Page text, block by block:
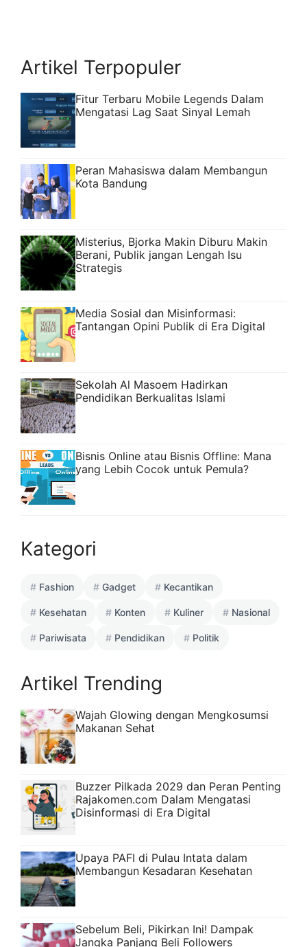
Artikel Terpopuler
Fitur Terbaru Mobile Legends Dalam
Mengatasi Lag Saat Sinyal Lemah
Peran Mahasiswa dalam Membangun
Kota Bandung
Misterius, Bjorka Makin Diburu Makin
Berani, Publik jangan Lengah Isu
Strategis
Media Sosial dan Misinformasi:
Tantangan Opini Publik di Era Digital
Sekolah Al Masoem Hadirkan
Pendidikan Berkualitas Islami
Bisnis Online atau Bisnis Offline: Mana
yang Lebih Cocok untuk Pemula?
Kategori
Fashion Gadget Kecantikan
Kesehatan Konten Kuliner Nasional
Pariwisata Pendidikan Politik
Artikel Trending
Wajah Glowing dengan Mengkosumsi
Makanan Sehat
Buzzer Pilkada 2029 dan Peran Penting
Rajakomen.com Dalam Mengatasi
Disinformasi di Era Digital
Upaya PAFI di Pulau Intata dalam
Membangun Kesadaran Kesehatan
Sebelum Beli, Pikirkan Ini! Dampak
Jangka Panjang Beli Followers